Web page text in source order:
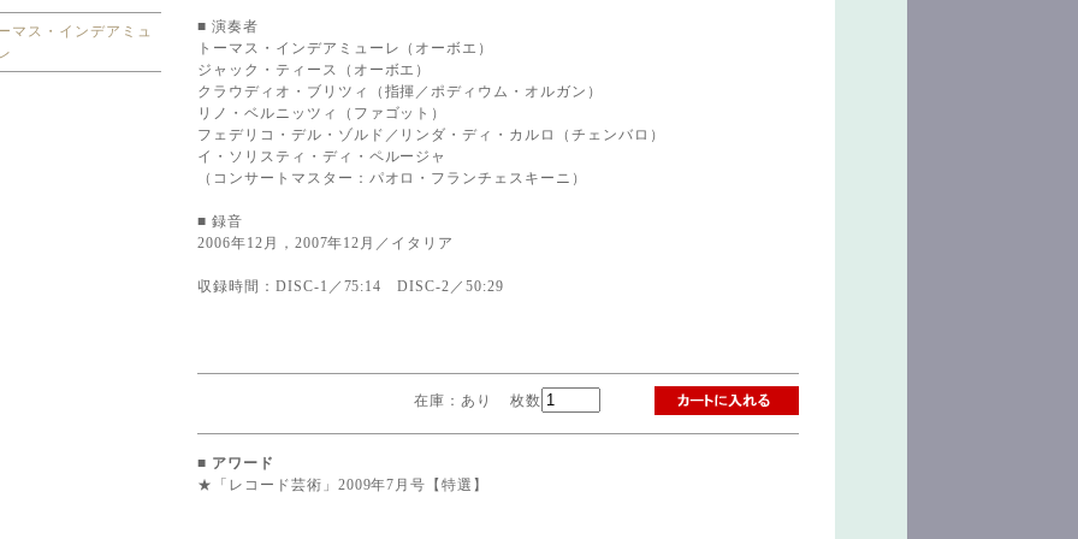
マス・インデアミュ
■ 演奏者
トーマス・インデアミューレ（オーボエ）
ジャック・ティース（オーボエ）
クラウディオ・ブリツィ（指揮／ポディウム・オルガン）
リノ・ベルニッツィ（ファゴット）
フェデリコ・デル・ゾルド／リンダ・ディ・カルロ（チェンバロ）
イ・ソリスティ・ディ・ペルージャ
（コンサートマスター：パオロ・フランチェスキーニ）
■ 録音
2006年12月，2007年12月／イタリア
収録時間：DISC-1／75:14 DISC-2／50:29
■ アワード
★「レコード芸術」2009年7月号【特選】